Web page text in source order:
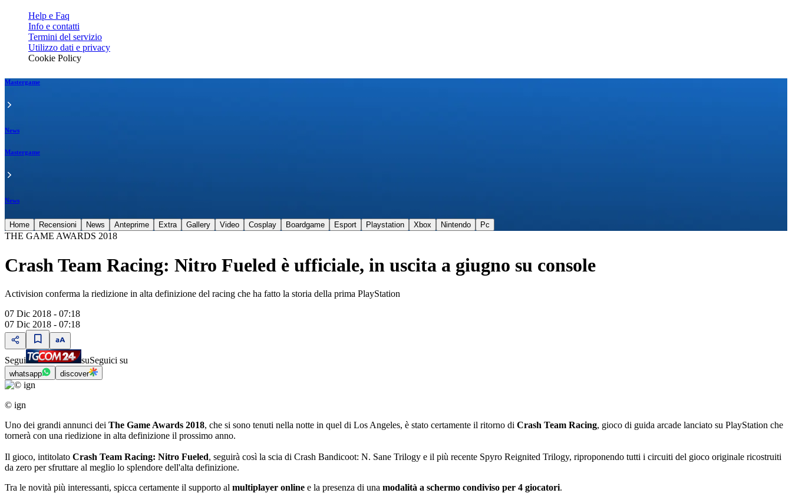
Help e Faq
Info e contatti
Termini del servizio
Utilizzo dati e privacy
Cookie Policy
Mastergame
News
Mastergame
News
Home Recensioni News Anteprime Extra Gallery Video Cosplay Boardgame Esport Playstation Xbox Nintendo Pc
THE GAME AWARDS 2018
Crash Team Racing: Nitro Fueled è ufficiale, in uscita a giugno su console
Activision conferma la riedizione in alta definizione del racing che ha fatto la storia della prima PlayStation
07 Dic 2018 - 07:18
07 Dic 2018 - 07:18
Segui suSeguici su
whatsapp discover
© ign
Uno dei grandi annunci dei The Game Awards 2018, che si sono tenuti nella notte in quel di Los Angeles, è stato certamente il ritorno di Crash Team Racing, gioco di guida arcade lanciato su PlayStation che
tornerà con una riedizione in alta definizione il prossimo anno.
Il gioco, intitolato Crash Team Racing: Nitro Fueled, seguirà così la scia di Crash Bandicoot: N. Sane Trilogy e il più recente Spyro Reignited Trilogy, riproponendo tutti i circuiti del gioco originale ricostruiti
da zero per sfruttare al meglio lo splendore dell'alta definizione.
Tra le novità più interessanti, spicca certamente il supporto al multiplayer online e la presenza di una modalità a schermo condiviso per 4 giocatori.